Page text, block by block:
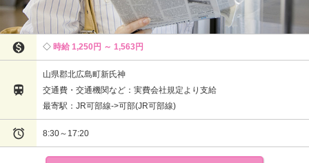
 時給 1,250円 ～ 1,563円

山県郡北広島町新氏神
交通費・交通機関など：実費会社規定より支給
最寄駅：JR可部線->可部(JR可部線)
 8:30～17:20